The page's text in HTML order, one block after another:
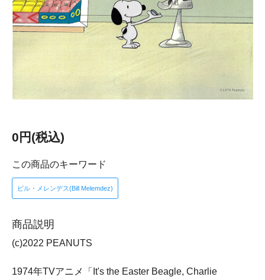
0円(税込)
この商品のキーワード
ビル・メレンデス(Bill Melemdez)
商品説明
(c)2022 PEANUTS
1974年TVアニメ「It's the Easter Beagle, Charlie